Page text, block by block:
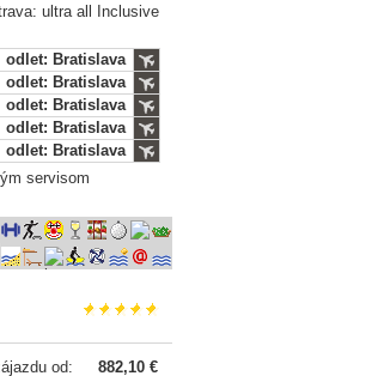
ultra all Inclusive
odlet: Bratislava
odlet: Bratislava
odlet: Bratislava
odlet: Bratislava
odlet: Bratislava
servisom
od: 882,10 €